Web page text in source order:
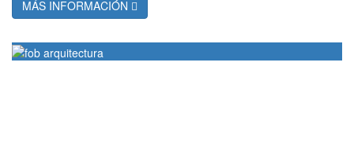
MÁS INFORMACIÓN